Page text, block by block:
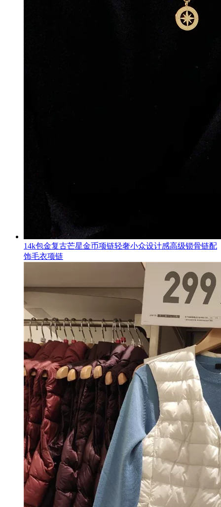
14k包金复古芒星金币项链轻奢小众设计感高级锁骨链配
饰毛衣项链